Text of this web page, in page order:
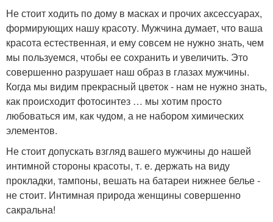
Не стоит ходить по дому в масках и прочих аксессуарах,
формирующих нашу красоту. Мужчина думает, что ваша
красота естественная, и ему совсем не нужно знать, чем
мы пользуемся, чтобы ее сохранить и увеличить. Это
совершенно разрушает наш образ в глазах мужчины.
Когда мы видим прекрасный цветок - нам не нужно знать,
как происходит фотосинтез … мы хотим просто
любоваться им, как чудом, а не набором химических
элементов.
Не стоит допускать взгляд вашего мужчины до нашей
интимной стороны красоты, т. е. держать на виду
прокладки, тампоны, вешать на батареи нижнее белье -
не стоит. Интимная природа женщины совершенно
сакральна!